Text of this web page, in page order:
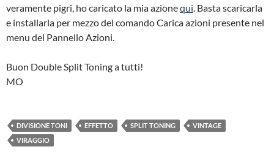
veramente pigri, ho caricato la mia azionequi. Basta scaricarla
e installarla per mezzo del comando Carica azioni presente nel
menu del Pannello Azioni.
Buon Double Split Toning a tutti!
MO
DIVISIONE TONI EFFETTO SPLIT TONING
VINTAGE
VIRAGGIO